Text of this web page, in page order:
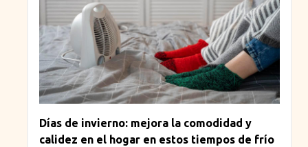
Días de invierno: mejora la comodidad y
calidez en el hogar en estos tiempos de frío